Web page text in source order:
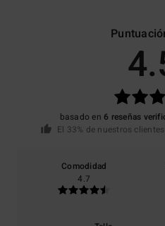
basado en 6 reseñas
El 33% de nuestros
Comodidad
4.7